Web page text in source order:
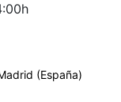
(España)